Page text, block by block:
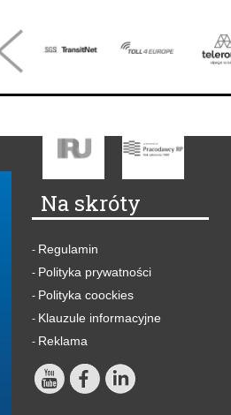
Na skróty
- Regulamin
- Polityka prywatności
- Polityka coockies
- Klauzule informacyjne
- Reklama